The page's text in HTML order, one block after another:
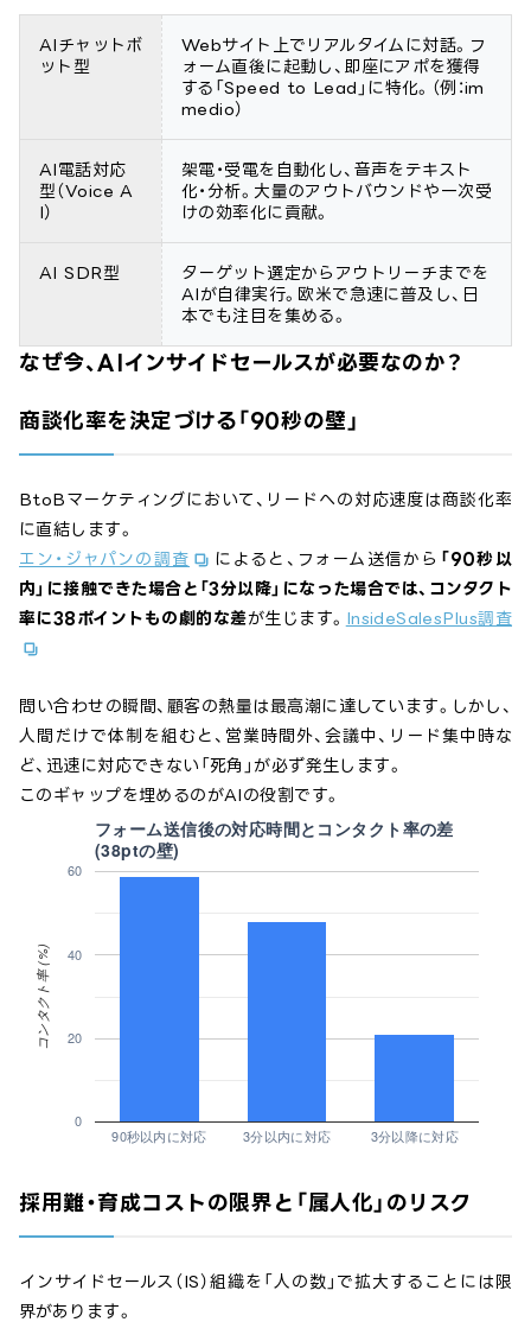
AIチャットボ
ット型
Webサイト上でリアルタイムに対話。フ
ォーム直後に起動し、即座にアポを獲得
する「Speed to Lead」に特化。（例：im
medio）
AI電話対応
型（Voice A
I）
架電・受電を自動化し、音声をテキスト
化・分析。大量のアウトバウンドや一次受
けの効率化に貢献。
AI SDR型
ターゲット選定からアウトリーチまでを
AIが自律実行。欧米で急速に普及し、日
本でも注目を集める。
なぜ今、AIインサイドセールスが必要なのか？
商談化率を決定づける「90秒の壁」
BtoBマーケティングにおいて、リードへの対応速度は商談化率
に直結します。
エン・ジャパンの調査
によると、フォーム送信から 「90秒以
内」に接触できた場合と「3分以降」になった場合では、コンタクト
率に38ポイントもの劇的な差が生じます。 InsideSalesPlus調査
問い合わせの瞬間、顧客の熱量は最高潮に達しています。しかし、
人間だけで体制を組むと、営業時間外、会議中、リード集中時な
ど、迅速に対応できない「死角」が必ず発生します。
このギャップを埋めるのがAIの役割です。
フォーム送信後の対応時間とコンタクト率の差
(38ptの壁)
90秒以内に対応 3分以内に対応 3分以降に対応
0
20
40
60
コンタクト率 (%)
採用難・育成コストの限界と「属人化」のリスク
インサイドセールス（IS）組織を「人の数」で拡大することには限
界があります。